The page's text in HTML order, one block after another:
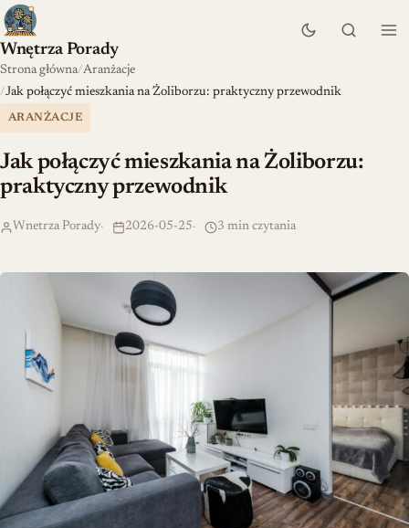
Wnętrza Porady
Strona główna Aranżacje
Jak połączyć mieszkania na Żoliborzu: praktyczny przewodnik
ARANŻACJE
Jak połączyć mieszkania na Żoliborzu:
praktyczny przewodnik
Wnetrza Porady 2026-05-25 3 min czytania